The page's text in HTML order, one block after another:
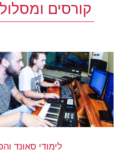
קורסים
לימודי סאונד